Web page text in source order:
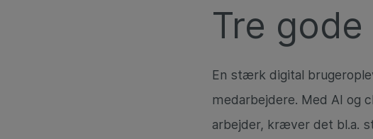
Tre
En stærk digital
medarbejdere. Med AI og
arbejder, kræver det bl.a.